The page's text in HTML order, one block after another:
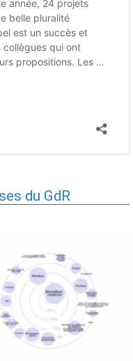
du GdR
Expertises du GdR -
cartographie par mots-clés
applicatifs - 19/09/2025